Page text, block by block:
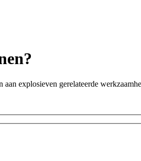
explosieven gerelateerde